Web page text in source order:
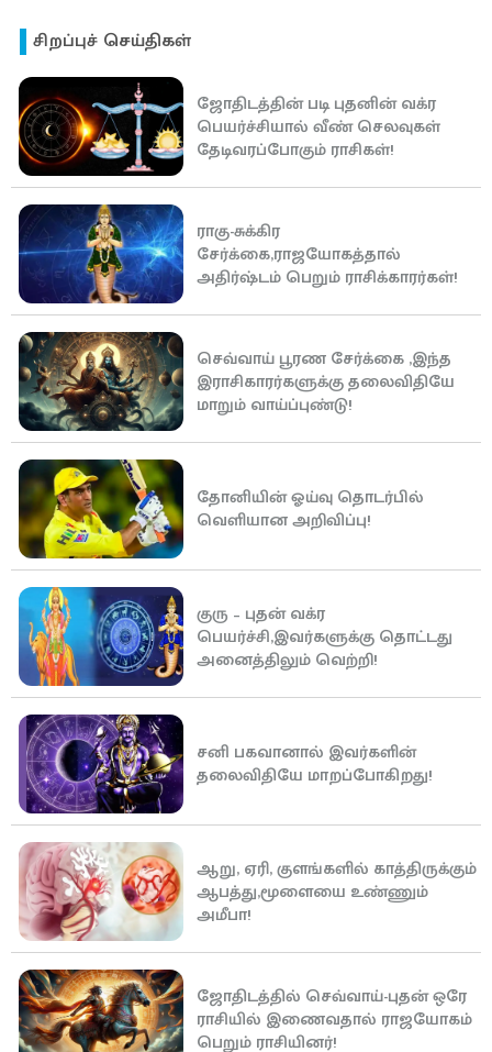
சிறப்புச் செய்திகள்
ஜோதிடத்தின் படி புதனின் வக்ர
பெயர்ச்சியால் வீண் செலவுகள்
தேடிவரப்போகும் ராசிகள்!
ராகு-சுக்கிர
சேர்க்கை,ராஜயோகத்தால்
அதிர்ஷ்டம் பெறும் ராசிக்காரர்கள்!
செவ்வாய் பூரண சேர்க்கை ,இந்த
இராசிகாரர்களுக்கு தலைவிதியே
மாறும் வாய்ப்புண்டு!
தோனியின் ஓய்வு தொடர்பில்
வெளியான அறிவிப்பு!
குரு – புதன் வக்ர
பெயர்ச்சி,இவர்களுக்கு தொட்டது
அனைத்திலும் வெற்றி!
சனி பகவானால் இவர்களின்
தலைவிதியே மாறப்போகிறது!
ஆறு, ஏரி, குளங்களில் காத்திருக்கும்
ஆபத்து,மூளையை உண்ணும்
அமீபா!
ஜோதிடத்தில் செவ்வாய்-புதன் ஒரே
ராசியில் இணைவதால் ராஜயோகம்
பெறும் ராசியினர்!